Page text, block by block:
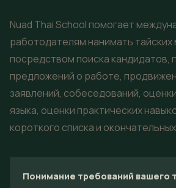
Nuad Thai School помогает
работодателям нанимать
посредством поиска кандидатов,
предложений о работе,
заявлений, собеседований,
языка, оценки практических
короткого списка и
Понимание требований вашего